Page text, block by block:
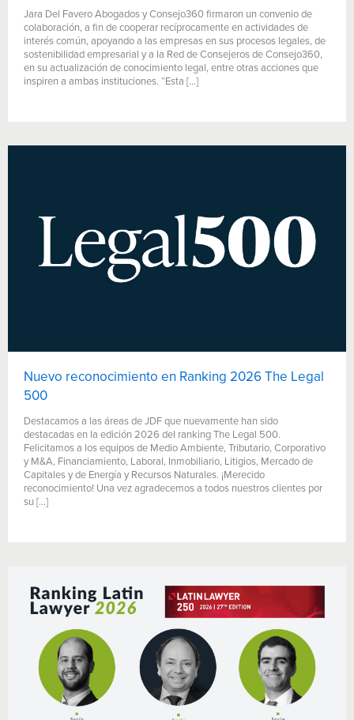
Jara Del Favero Abogados y Consejo360 firmaron un convenio de
colaboración, a fin de cooperar recíprocamente en actividades de
interés común, apoyando a las empresas en sus procesos legales, de
sostenibilidad empresarial y a la Red de Consejeros de Consejo360,
en su actualización de conocimiento legal, entre otras acciones que
inspiren a ambas instituciones. “Esta […]
Nuevo reconocimiento en Ranking 2026 The Legal
500
Destacamos a las áreas de JDF que nuevamente han sido
destacadas en la edición 2026 del ranking The Legal 500.
Felicitamos a los equipos de Medio Ambiente, Tributario, Corporativo
y M&A, Financiamiento, Laboral, Inmobiliario, Litigios, Mercado de
Capitales y de Energía y Recursos Naturales. ¡Merecido
reconocimiento! Una vez agradecemos a todos nuestros clientes por
su […]